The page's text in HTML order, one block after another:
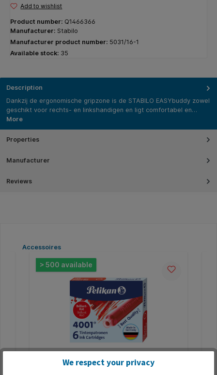
Add to wishlist
Product number: Q1466366
Manufacturer: Stabilo
Manufacturer product number: 5031/16-1
Available stock: 35
Description
Dankzij de ergonomische gripzone is de STABILO EASYbuddy zowel
geschikt voor rechts- en linkshandigen en ligt comfortabel en…
More
Properties
Manufacturer
Reviews
Skip product gallery
Accessoires
> 500 available
We respect your privacy